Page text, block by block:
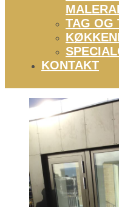
TAG OG
KONTAKT